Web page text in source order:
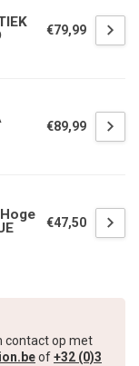
€79,99
€89,99
€47,50
contact op met
of+32 (0)3